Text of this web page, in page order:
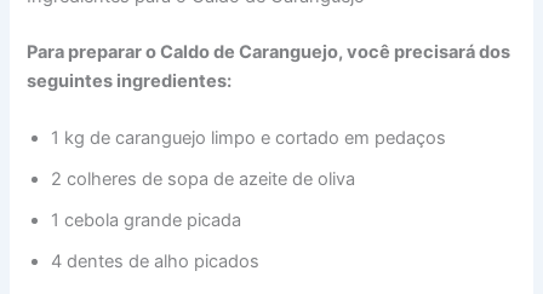
Para preparar o Caldo de Caranguejo, você precisará dos
seguintes ingredientes:
1 kg de caranguejo limpo e cortado em pedaços
2 colheres de sopa de azeite de oliva
1 cebola grande picada
4 dentes de alho picados